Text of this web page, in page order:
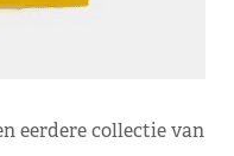
eerdere collectie van